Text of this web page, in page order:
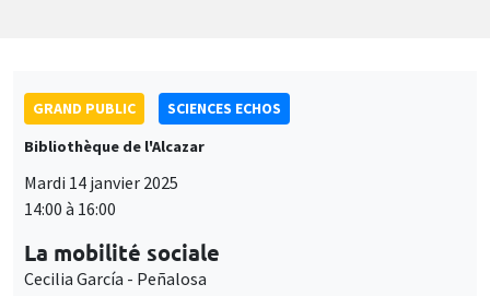
GRAND PUBLIC
SCIENCES ECHOS
Bibliothèque de l'Alcazar
Mardi 14 janvier 2025
14:00 à 16:00
La mobilité sociale
Cecilia García - Peñalosa